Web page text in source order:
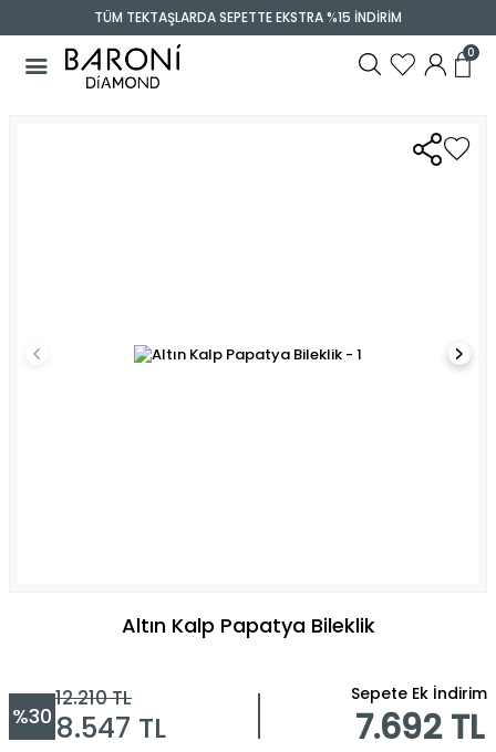
TÜM TEKTAŞLARDA SEPETTE EKSTRA %15 İNDİRİM
0
Altın Kalp Papatya Bileklik
%30
12.210TL
8.547 TL
Sepete Ek İndirim
7.692 TL